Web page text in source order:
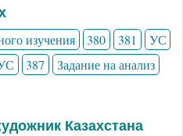
изучения 380 381
УС
387
Задание на анализ
Казахстана